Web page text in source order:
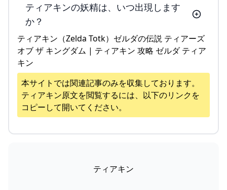
ティアキンの妖精は、いつ出現します
か？
ティアキン（Zelda Totk）ゼルダの伝説 ティアーズ
オブ ザ キングダム | ティアキン 攻略 ゼルダ ティア
キン
本サイトでは関連記事のみを収集しております。
ティアキン原文を閲覧するには、以下のリンクを
コピーして開いてください。
ティアキン